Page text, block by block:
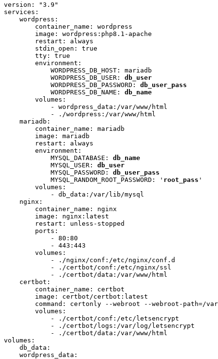
version: "3.9"
services:
    wordpress:
        container_name: wordpress
        image: wordpress:php8.1-apache
        restart: always
        stdin_open: true
        tty: true
        environment:
            WORDPRESS_DB_HOST: mariadb
            WORDPRESS_DB_USER:
db_user
            WORDPRESS_DB_PASSWORD:
db_user_pass
            WORDPRESS_DB_NAME:
db_name
        volumes:
            - wordpress_data:/var/www/html
            - ./wordpress:/var/www/html
    mariadb:
        container_name: mariadb
        image: mariadb
        restart: always
        environment:
            MYSQL_DATABASE:
db_name
            MYSQL_USER:
db_user
            MYSQL_PASSWORD:
db_user_pass
            MYSQL_RANDOM_ROOT_PASSWORD: '
root_pass '
        volumes:
            - db_data:/var/lib/mysql
    nginx:
        container_name: nginx
        image: nginx:latest
        restart: unless-stopped
        ports:
            - 80:80
            - 443:443
        volumes:
            - ./nginx/conf:/etc/nginx/conf.d
            - ./certbot/conf:/etc/nginx/ssl
            - ./certbot/data:/var/www/html
    certbot:
        container_name: certbot
        image: certbot/certbot:latest
command: certonly --webroot --webroot-path=/
        volumes:
            - ./certbot/conf:/etc/letsencrypt
            - ./certbot/logs:/var/log/letsencrypt
            - ./certbot/data:/var/www/html
volumes:
    db_data:
    wordpress_data: